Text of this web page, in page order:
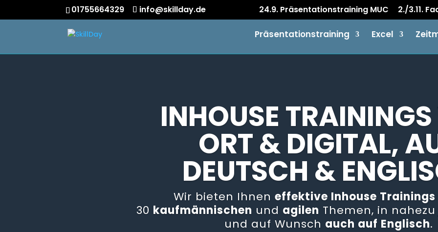
01755664329 info@skillday.de 24.9. Präsentationstraining MUC 2./3.11.
Präsentationstraining Excel
INHOUSE
ORT & DIGITAL,
DEUTSCH &
Wir bieten Ihnen effektive Inhouse Trainings
30 kaufmännischen und agilen Themen, in nahezu
und auf Wunsch auch auf Englisch.